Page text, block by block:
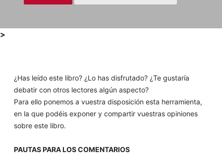
>
¿Has leído este libro? ¿Lo has disfrutado? ¿Te gustaría
debatir con otros lectores algún aspecto?
Para ello ponemos a vuestra disposición esta herramienta,
en la que podéis exponer y compartir vuestras opiniones
sobre este libro.
PAUTAS PARA LOS COMENTARIOS